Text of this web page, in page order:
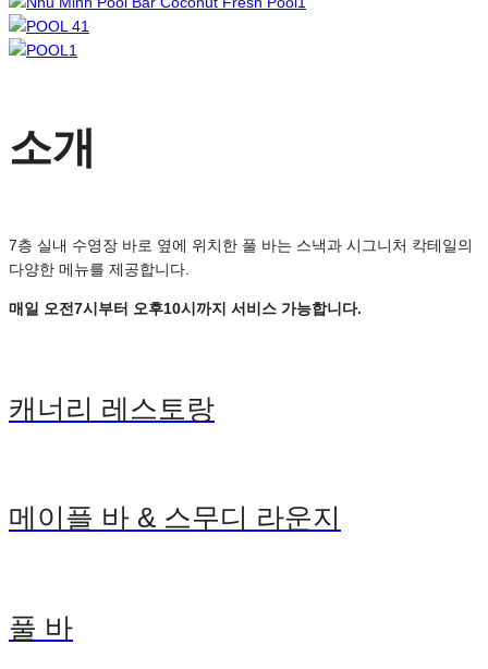
소개
7층 실내 수영장 바로 옆에 위치한 풀 바는 스낵과 시그니처 칵테일의
다양한 메뉴를 제공합니다.
매일 오전7시부터 오후10시까지 서비스 가능합니다.
캐너리 레스토랑
메이플 바 & 스무디 라운지
풀 바